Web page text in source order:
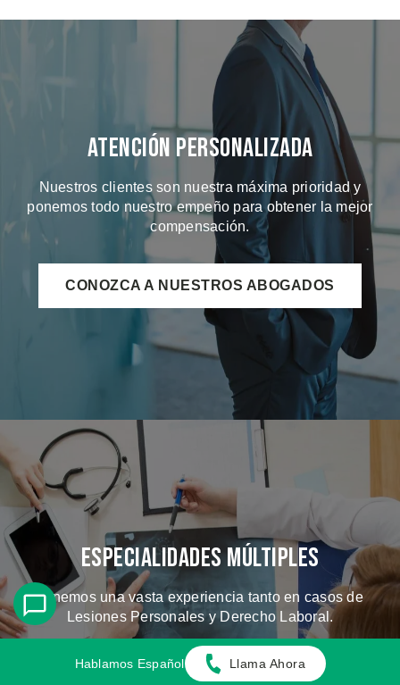
Atención Personalizada
Nuestros clientes son nuestra máxima prioridad y
ponemos todo nuestro empeño para obtener la mejor
compensación.
CONOZCA A NUESTROS ABOGADOS
Especialidades Múltiples
Tenemos una vasta experiencia tanto en casos de
Lesiones Personales y Derecho Laboral.
CONOZCA LOS CASOS QUE
Hablamos Español Llama Ahora